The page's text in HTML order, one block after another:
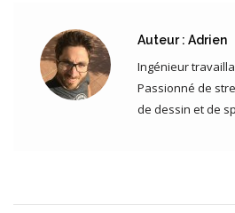
Auteur : Adrien
Ingénieur
Passionné de
de dessin et de